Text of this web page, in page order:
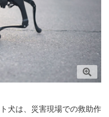
犬は、災害現場での救助作